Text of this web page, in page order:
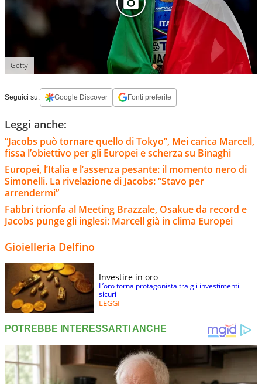
Getty
Seguici su: Google Discover Fonti preferite
Leggi anche:
“Jacobs può tornare quello di Tokyo”, Mei carica Marcell,
fissa l’obiettivo per gli Europei e scherza su Binaghi
Europei, l’Italia e l’assenza pesante: il momento nero di
Simonelli. La rivelazione di Jacobs: “Stavo per
arrendermi”
Fabbri trionfa al Meeting Brazzale, Osakue da record e
Jacobs punge gli inglesi: Marcell già in clima Europei
Gioielleria Delfino
Investire in oro
L’oro torna protagonista tra gli investimenti
sicuri
LEGGI